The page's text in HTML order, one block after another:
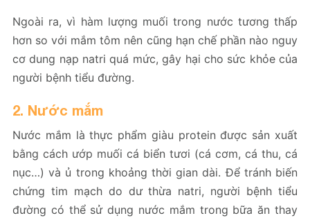
Ngoài ra, vì hàm lượng muối trong nước tương thấp
hơn so với mắm tôm nên cũng hạn chế phần nào nguy
cơ dung nạp natri quá mức, gây hại cho sức khỏe của
người bệnh tiểu đường.
2. Nước mắm
Nước mắm là thực phẩm giàu protein được sản xuất
bằng cách ướp muối cá biển tươi (cá cơm, cá thu, cá
nục…) và ủ trong khoảng thời gian dài. Để tránh biến
chứng tim mạch do dư thừa natri, người bệnh tiểu
đường có thể sử dụng nước mắm trong bữa ăn thay